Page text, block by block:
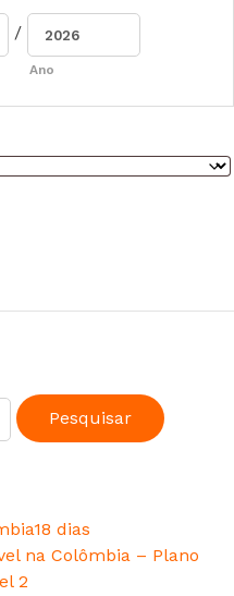
/
Ano
dias
na Colômbia – Plano
2